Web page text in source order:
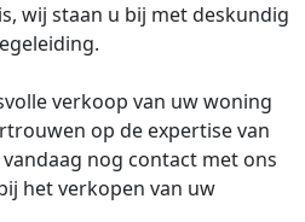
wij staan u bij met deskundig
verkoop van uw woning
op de expertise van
nog contact met ons
het verkopen van uw